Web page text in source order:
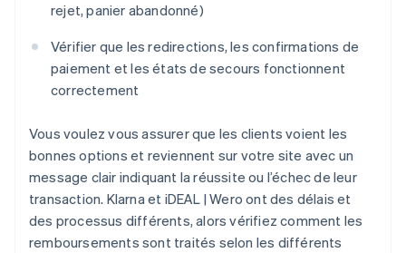
rejet, panier abandonné)
Vérifier que les redirections, les confirmations de
paiement et les états de secours fonctionnent
correctement
Vous voulez vous assurer que les clients voient les
bonnes options et reviennent sur votre site avec un
message clair indiquant la réussite ou l’échec de leur
transaction. Klarna et iDEAL | Wero ont des délais et
des processus différents, alors vérifiez comment les
remboursements sont traités selon les différents